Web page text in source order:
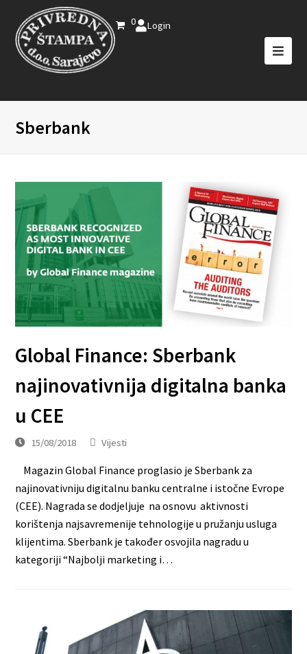
0 Login
Sberbank
Global Finance: Sberbank
najinovativnija digitalna banka
u CEE
15/08/2018 Vijesti
Magazin Global Finance proglasio je Sberbank za
najinovativniju digitalnu banku centralne i istočne Evrope
(CEE). Nagrada se dodjeljuje na osnovu aktivnosti
korištenja najsavremenije tehnologije u pružanju usluga
klijentima. Sberbank je također osvojila nagradu u
kategoriji “Najbolji marketing i…